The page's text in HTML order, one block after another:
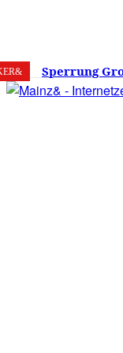
7. August 2026 22
Sperrung
verwirrt,